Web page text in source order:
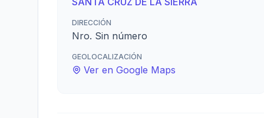
DIRECCIÓN
Nro. Sin número
GEOLOCALIZACIÓN
Ver en Google Maps